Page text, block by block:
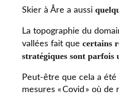
Skier à Åre a aussi
La topographie du
vallées fait que certains
stratégiques sont parfois
Peut-être que cela a
mesures « Covid » où de